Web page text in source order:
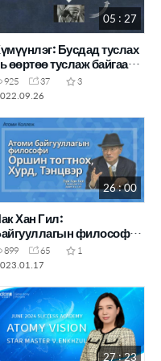
05 : 27
Бусдад туслах
өөртөө туслаж байгаа
925 37
3
26 : 00
Хан Гил:
философи/
тогтнох, Хурд,
899 65
1
27 : 23